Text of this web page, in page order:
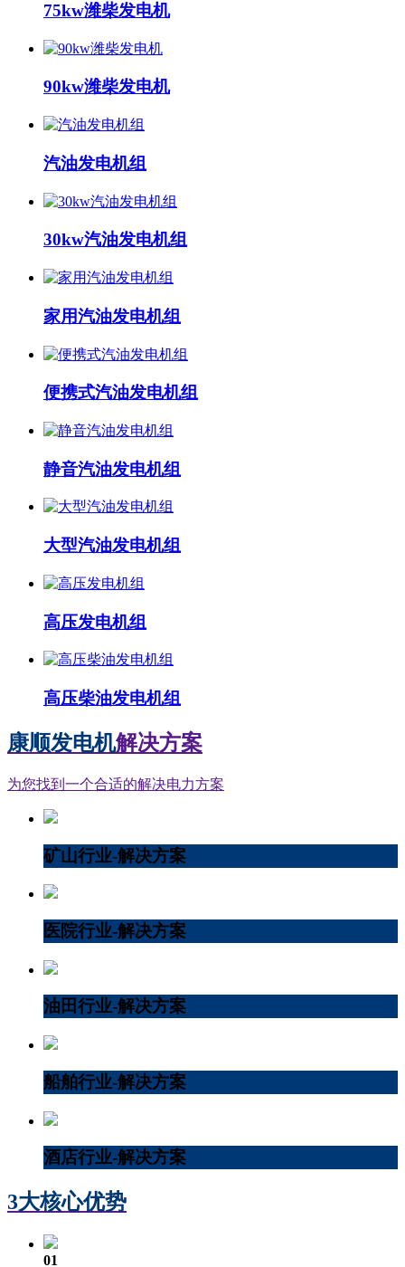
75kw潍柴发电机
90kw潍柴发电机
汽油发电机组
30kw汽油发电机组
家用汽油发电机组
便携式汽油发电机组
静音汽油发电机组
大型汽油发电机组
高压发电机组
高压柴油发电机组
康顺发电机解决方案
为您找到一个合适的解决电力方案
矿山行业-解决方案
医院行业-解决方案
油田行业-解决方案
船舶行业-解决方案
酒店行业-解决方案
3大核心优势
01